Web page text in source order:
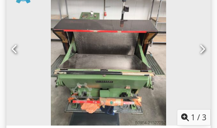
1 /3